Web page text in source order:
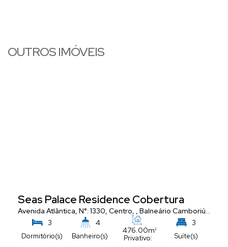
OUTROS IMÓVEIS
Seas Palace Residence Cobertura
Avenida Atlântica, N°: 1330, Centro , Balneário Camboriú,
3
Dormitório(s)
4
Banheiro(s) Privativo:
476.00m²
3
Suíte(s)